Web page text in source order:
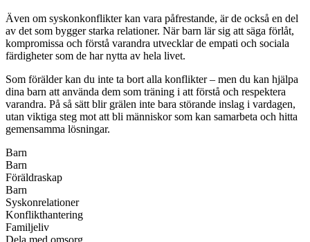
Även om syskonkonflikter kan vara påfrestande, är de också en del
av det som bygger starka relationer. När barn lär sig att säga förlåt,
kompromissa och förstå varandra utvecklar de empati och sociala
färdigheter som de har nytta av hela livet.
Som förälder kan du inte ta bort alla konflikter – men du kan hjälpa
dina barn att använda dem som träning i att förstå och respektera
varandra. På så sätt blir grälen inte bara störande inslag i vardagen,
utan viktiga steg mot att bli människor som kan samarbeta och hitta
gemensamma lösningar.
Barn
Barn
Föräldraskap
Barn
Syskonrelationer
Konflikthantering
Familjeliv
Dela med omsorg